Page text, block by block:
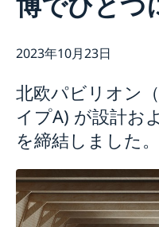
スタッフ
チーム・スウェーデン
商務部・投資部
大使館の建築
ニュースとイベント
スウェーデン大使館関連
スウェーデン大使館へ
2023年10月23日
北欧パビリオン
イプA) が設計お
を締結しました。